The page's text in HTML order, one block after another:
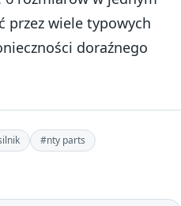
przez wiele typowych
doraźnego
#nty parts